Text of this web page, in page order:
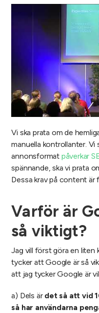
Vi ska prata om de
manuella kontrollanter. Vi
annonsformatpåverkar
spännande, ska vi prata
Dessa krav på content är
Varför är
så viktigt?
Jag vill först göra en liten
tycker att Google är så
att jag tycker Google är
a) Dels är det så att vid
så har användarna